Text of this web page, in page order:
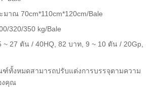
าณ 70cm*110cm*120cm/Bale
320/350 kg/Bale
~ 27 ตัน / 40HQ, 82 บาท, 9 ~ 10 ตัน / 20Gp,
ทั้งหมดสามารถปรับแต่งการบรรจุตามความ
งคุณ